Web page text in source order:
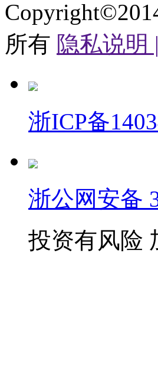
所有 隐私说明 |
浙ICP备
浙公网安备
投资有风险